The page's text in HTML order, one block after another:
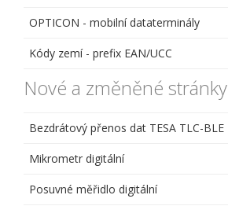
OPTICON - mobilní dataterminály
Kódy zemí - prefix EAN/UCC
Nové a změněné stránky
Bezdrátový přenos dat TESA TLC-BLE
Mikrometr digitální
Posuvné měřidlo digitální